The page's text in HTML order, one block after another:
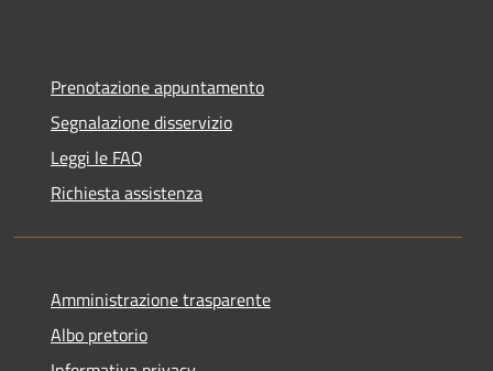
Prenotazione appuntamento
Segnalazione disservizio
Leggi le FAQ
Richiesta assistenza
Amministrazione trasparente
Albo pretorio